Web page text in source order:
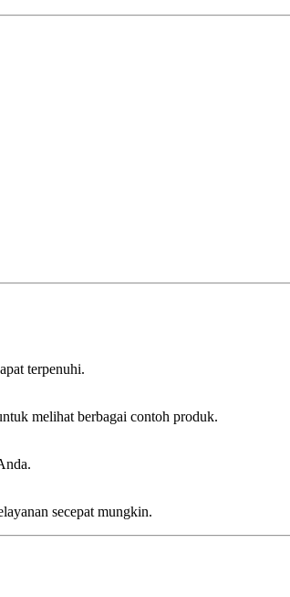
terpenuhi.
melihat berbagai contoh produk.
secepat mungkin.